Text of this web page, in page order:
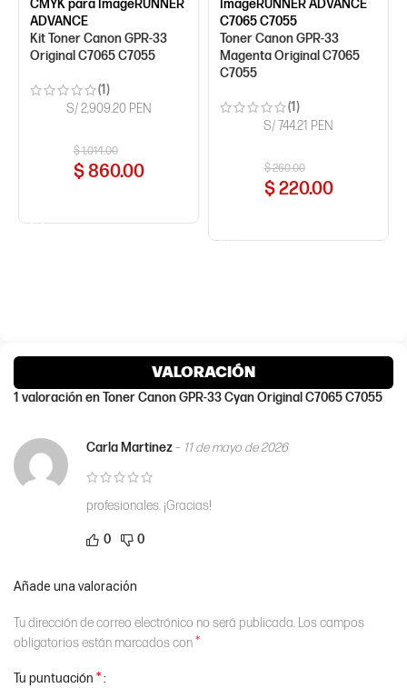
Kit Toner Canon GPR-33
Original C7065 C7055
(1)
$1,014.00
$860.00
S/ 2,909.20 PEN
Toner Canon GPR-33
Magenta Original C7065
C7055
(1)
$260.00
$220.00
S/ 744.21 PEN
VALORACIÓN
1 valoración enToner Canon GPR-33 Cyan Original C7065 C7055
Carla Martinez– 11 de mayo de 2026
profesionales. ¡Gracias!
0 0
Añade una valoración
Tu dirección de correo electrónico no será publicada. Los campos
obligatorios están marcados con*
Tu puntuación *